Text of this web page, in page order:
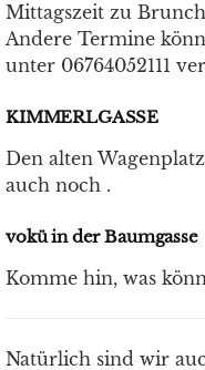
Mittagszeit zu
Andere Termine
unter 06764052111
KIMMERLGASSE
Den alten
auch noch .
vokü in der Baumgasse
Komme hin, was
Natürlich sind wir